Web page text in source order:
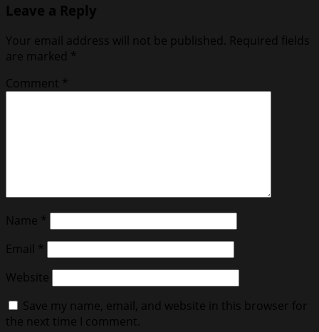
Leave a Reply
Your email address will not be published. Required fields
are marked *
Comment *
Name *
Email
*
Website
Save my name, email, and website in this browser for
the next time I comment.